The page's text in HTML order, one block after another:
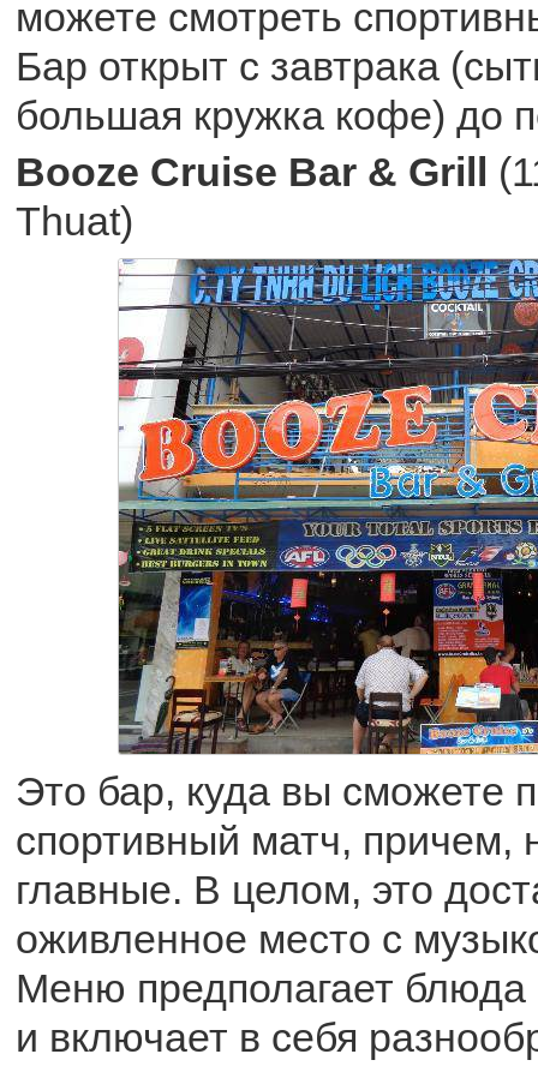
можете смотреть
Бар открыт с завтрака
большая кружка кофе) до
Booze Cruise Bar & Grill
Thuat)
Это бар, куда вы сможете
спортивный матч, причем,
главные. В целом, это
оживленное место с
Меню предполагает блюда
и включает в себя